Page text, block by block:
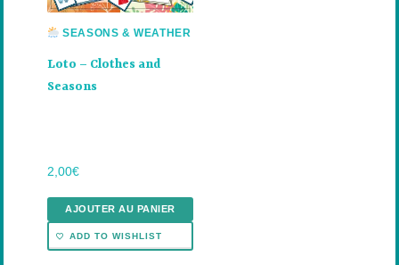
SEASONS & WEATHER
Loto – Clothes and
Seasons
2,00€
AJOUTER AU PANIER
ADD TO WISHLIST